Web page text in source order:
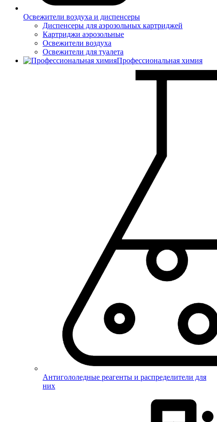
Освежители воздуха и диспенсеры
Диспенсеры для аэрозольных картриджей
Картриджи аэрозольные
Освежители воздуха
Освежители для туалета
Профессиональная химия
Антигололедные реагенты и распределители для
них